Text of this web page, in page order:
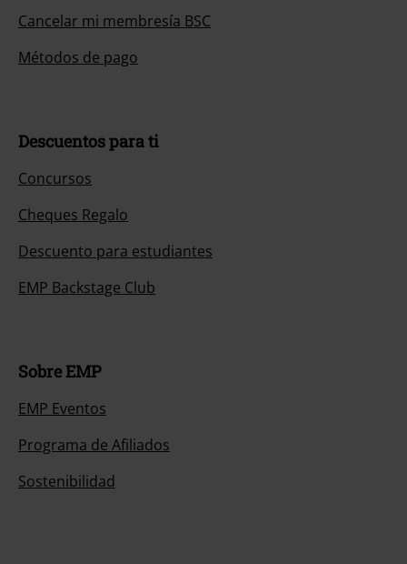
Cancelar mi membresía BSC
Métodos de pago
Descuentos para ti
Concursos
Cheques Regalo
Descuento para estudiantes
EMP Backstage Club
Sobre EMP
EMP Eventos
Programa de Afiliados
Sostenibilidad